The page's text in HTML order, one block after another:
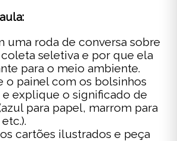
uma roda de conversa sobre
seletiva e por que ela
para o meio ambiente.
o painel com os bolsinhos
explique o significado de
para papel, marrom para
cartões ilustrados e peça